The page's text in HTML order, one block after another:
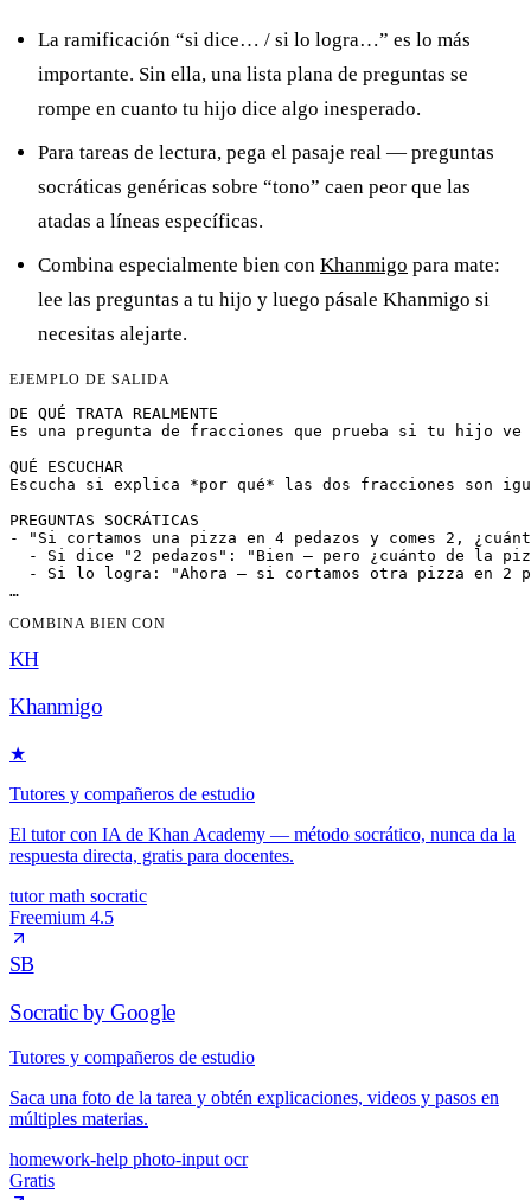
La ramificación “si dice… / si lo logra…” es lo más
importante. Sin ella, una lista plana de preguntas se
rompe en cuanto tu hijo dice algo inesperado.
Para tareas de lectura, pega el pasaje real — preguntas
socráticas genéricas sobre “tono” caen peor que las
atadas a líneas específicas.
Combina especialmente bien con Khanmigo para mate:
lee las preguntas a tu hijo y luego pásale Khanmigo si
necesitas alejarte.
EJEMPLO DE SALIDA
DE QUÉ TRATA REALMENTE
Es una pregunta de fracciones que prueba si tu hijo
QUÉ ESCUCHAR
Escucha si explica *por qué* las dos fracciones son
PREGUNTAS SOCRÁTICAS
- "Si cortamos una pizza en 4 pedazos y comes 2,
- Si dice "2 pedazos": "Bien — pero ¿cuánto de la
- Si lo logra: "Ahora — si cortamos otra pizza en 2
COMBINA BIEN CON
KH
Khanmigo
★
Tutores y compañeros de estudio
El tutor con IA de Khan Academy — método socrático, nunca da la
respuesta directa, gratis para docentes.
tutormath socratic
Freemium 4.5
SB
Socratic by Google
Tutores y compañeros de estudio
Saca una foto de la tarea y obtén explicaciones, videos y pasos en
múltiples materias.
homework-help photo-input ocr
Gratis